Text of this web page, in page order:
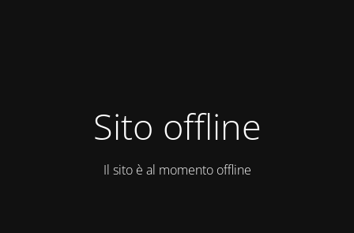
Sito offline
Il sito è al momento offline